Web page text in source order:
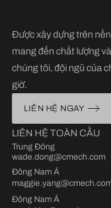
Được xây dựng trên
mang đến chất lượng
chúng tôi, đội ngũ của
giờ.
LIÊN HỆ NGAY
LIÊN HỆ TOÀN CẦU
Trung Đông
wade.dong@cmech.com
Đông Nam Á
Đông Nam Á